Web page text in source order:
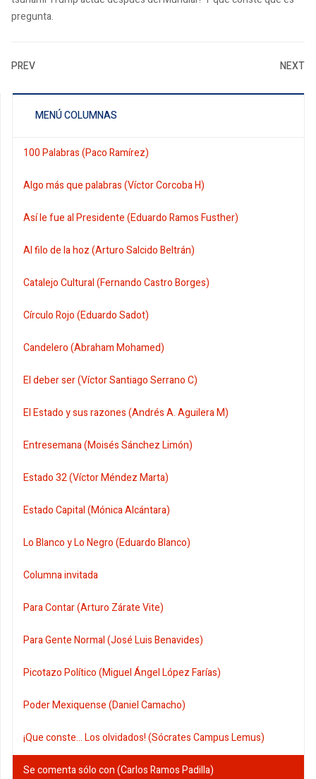
pregunta.
PREV NEXT
MENÚ COLUMNAS
100 Palabras (Paco Ramírez)
Algo más que palabras (Víctor Corcoba H)
Así le fue al Presidente (Eduardo Ramos Fusther)
Al filo de la hoz (Arturo Salcido Beltrán)
Catalejo Cultural (Fernando Castro Borges)
Círculo Rojo (Eduardo Sadot)
Candelero (Abraham Mohamed)
El deber ser (Víctor Santiago Serrano C)
El Estado y sus razones (Andrés A. Aguilera M)
Entresemana (Moisés Sánchez Limón)
Estado 32 (Víctor Méndez Marta)
Estado Capital (Mónica Alcántara)
Lo Blanco y Lo Negro (Eduardo Blanco)
Columna invitada
Para Contar (Arturo Zárate Vite)
Para Gente Normal (José Luis Benavides)
Picotazo Político (Miguel Ángel López Farías)
Poder Mexiquense (Daniel Camacho)
¡Que conste... Los olvidados! (Sócrates Campus Lemus)
Se comenta sólo con (Carlos Ramos Padilla)